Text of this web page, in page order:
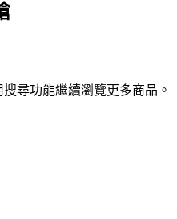
尋功能繼續瀏覽更多商品。